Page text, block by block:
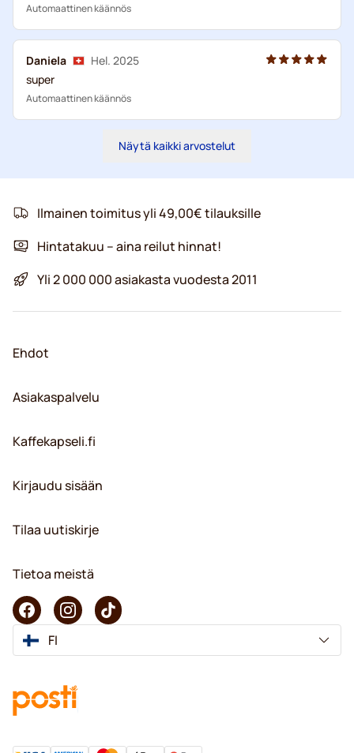
Automaattinen käännös
Daniela
Hel. 2025
super
Automaattinen käännös
Näytä kaikki arvostelut
Ilmainen toimitus yli 49,00€ tilauksille
Hintatakuu – aina reilut hinnat!
Yli 2 000 000 asiakasta vuodesta 2011
Ehdot
Asiakaspalvelu
Kaffekapseli.fi
Kirjaudu sisään
Tilaa uutiskirje
Tietoa meistä
FI